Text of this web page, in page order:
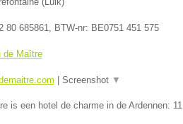
80 685861, BTW-nr: BE0751 451 575
de Maître
Screenshot ▼
is een hotel de charme in de Ardennen: 11